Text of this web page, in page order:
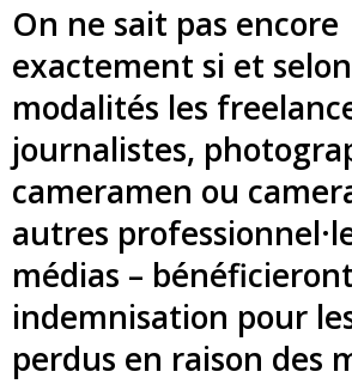
On ne sait pas encore
exactement si et
modalités les
journalistes,
cameramen ou
autres
médias –
indemnisation pour
perdus en raison des